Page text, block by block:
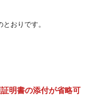
おりです。
明書の添付が省略可